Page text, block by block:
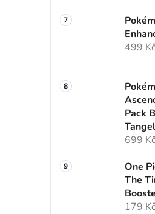
499 Kč
Pack
699 Kč
One
The
179 Kč